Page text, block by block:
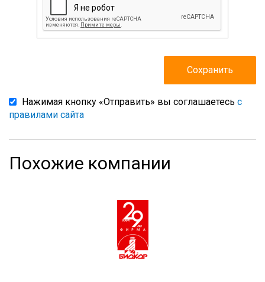
Нажимая кнопку «Отправить» вы соглашаетесь с
правилами сайта
Похожие компании